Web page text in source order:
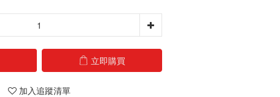
立即購買
加入追蹤清單